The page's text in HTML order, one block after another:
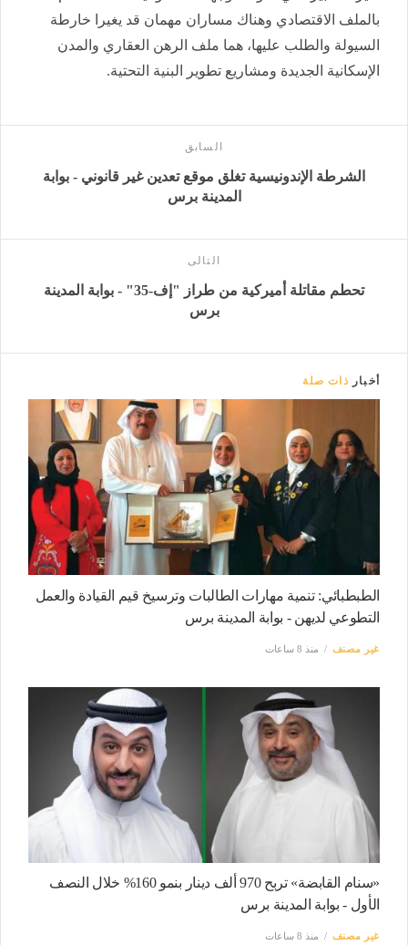
بالملف الاقتصادي وهناك مساران مهمان قد يغيرا خارطة
السيولة والطلب عليها، هما ملف الرهن العقاري والمدن
الإسكانية الجديدة ومشاريع تطوير البنية التحتية.
السابق
الشرطة الإندونيسية تغلق موقع تعدين غير قانوني - بوابة
المدينة برس
التالى
تحطم مقاتلة أميركية من طراز "إف-35" - بوابة المدينة
برس
أخبار ذات صلة
الطبطبائي: تنمية مهارات الطالبات وترسيخ قيم القيادة والعمل
التطوعي لديهن - بوابة المدينة برس
غير مصنف منذ 8 ساعات
«سنام القابضة» تربح 970 ألف دينار بنمو 160% خلال النصف
الأول - بوابة المدينة برس
غير مصنف منذ 8 ساعات